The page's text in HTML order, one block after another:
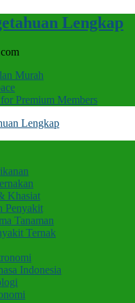
Lengkap
Murah
Premium Members
Khasiat
Penyakit
Tanaman
Ternak
Indonesia